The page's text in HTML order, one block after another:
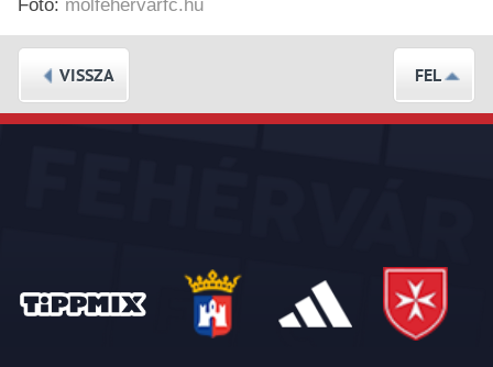
Fotó: molfehervarfc.hu
VISSZA FEL